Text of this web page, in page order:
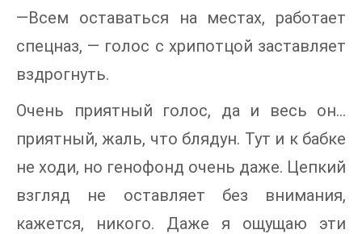
—Всем оставаться на местах, работает
спецназ, — голос с хрипотцой заставляет
вздрогнуть.
Очень приятный голос, да и весь он…
приятный, жаль, что блядун. Тут и к бабке
не ходи, но генофонд очень даже. Цепкий
взгляд не оставляет без внимания,
кажется, никого. Даже я ощущаю эти